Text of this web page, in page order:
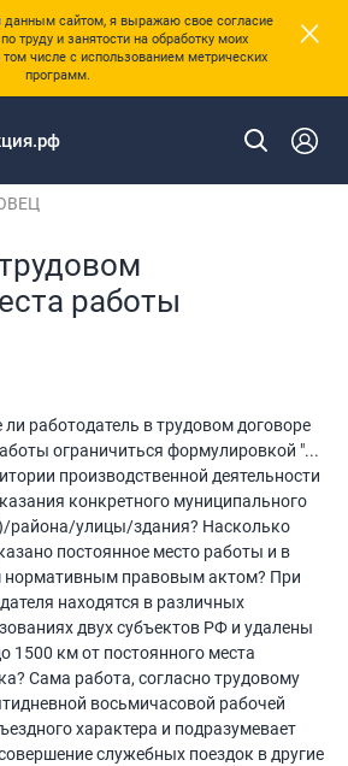
данным сайтом, я выражаю свое согласие
труду и занятости на обработку моих
числе с использованием метрических
программ.
×
работы
ли работодатель в трудовом договоре
ограничиться формулировкой "...
производственной деятельности
конкретного муниципального
района/улицы/здания? Насколько
постоянное место работы и в
нормативным правовым актом? При
находятся в различных
двух субъектов РФ и удалены
1500 км от постоянного места
Сама работа, согласно трудовому
восьмичасовой рабочей
характера и подразумевает
служебных поездок в другие